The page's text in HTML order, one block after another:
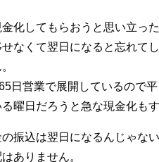
化してもらおうと思い立っ
なくて翌日になると忘れて
日営業で展開しているので
曜日だろうと急な現金化も
の振込は翌日になるんじゃな
ありません。